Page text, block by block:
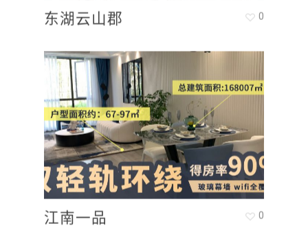
东湖云山郡 0
江南一品 0